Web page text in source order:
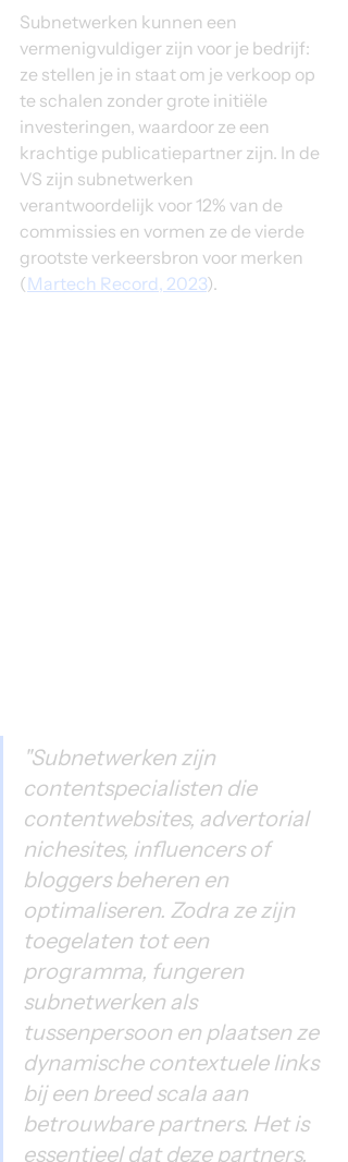
Subnetwerken kunnen een
vermenigvuldiger zijn voor je bedrijf:
ze stellen je in staat om je verkoop op
te schalen zonder grote initiële
investeringen, waardoor ze een
krachtige publicatiepartner zijn. In de
VS zijn subnetwerken
verantwoordelijk voor 12% van de
commissies en vormen ze de vierde
grootste verkeersbron voor merken
(Martech Record, 2023).
"Subnetwerken zijn
contentspecialisten die
contentwebsites, advertorial
nichesites, influencers of
bloggers beheren en
optimaliseren. Zodra ze zijn
toegelaten tot een
programma, fungeren
subnetwerken als
tussenpersoon en plaatsen ze
dynamische contextuele links
bij een breed scala aan
betrouwbare partners. Het is
essentieel dat deze partners,